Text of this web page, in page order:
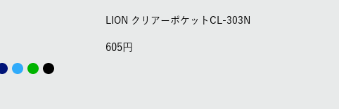
LION クリアーポケットCL-303N
605